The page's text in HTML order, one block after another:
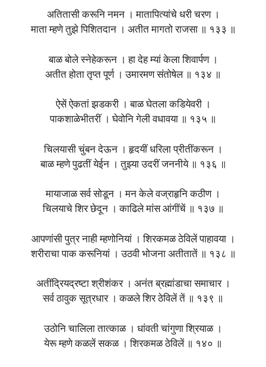
अतितासी करूनि नमन । मातापित्यांचे धरी चरण ।
माता म्हणे तुझे पिशितदान । अतीत मागतो राजसा ॥ १३३ ॥
बाळ बोले स्नेहेकरून । हा देह म्यां केला शिवार्पण ।
अतीत होता तृप्त पूर्ण । उमारमण संतोषेल ॥ १३४ ॥
ऐसें ऐकतां झडकरी । बाळ घेतला कडियेवरी ।
पाकशाळेभीतरीं । घेवोनि गेली वधावया ॥ १३५ ॥
चिलयासी चुंबन देऊन । हृदयीं धरिला प्रीतींकरून ।
बाळ म्हणे पुढतीं येईन । तुझ्या उदरीं जननीये ॥ १३६ ॥
मायाजाळ सर्व सोडून । मन केले वज्राहृनि कठीण ।
चिलयाचे शिर छेदून । काढिले मांस आंगींचें ॥ १३७ ॥
आपणांसी पुत्र नाही म्हणोनियां । शिरकमळ ठेविलें पाहावया ।
शरीराचा पाक करूनियां । उठवी भोजना अतीतातें ॥ १३८ ॥
अतींद्रियद्रष्टा श्रीशंकर । अनंत ब्रह्मांडाचा समाचार ।
सर्व ठावुक सूत्रधार । कळले शिर ठेविलें तें ॥ १३९ ॥
उठोनि चालिला तात्काळ । धांवती चांगुणा श्रियाळ ।
येरू म्हणे कळलें सकळ । शिरकमळ ठेविलें ॥ १४० ॥